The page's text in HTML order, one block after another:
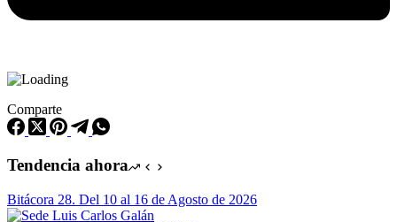
Comparte
Tendencia ahora
Bitácora 28. Del 10 al 16 de Agosto de 2026